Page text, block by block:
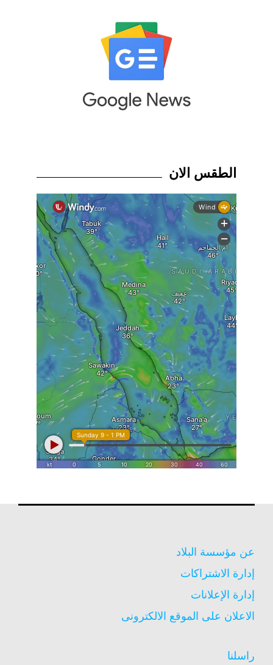
الطقس الان
عن مؤسسة البلاد
إدارة الاشتراكات
إدارة الإعلانات
الاعلان على الموقع الالكترونى
راسلنا